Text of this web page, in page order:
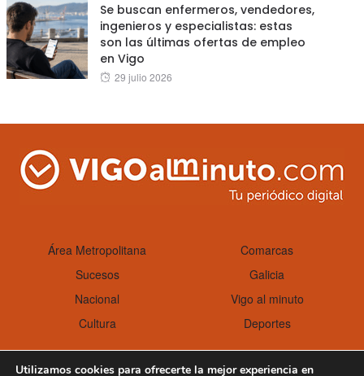
Se buscan enfermeros, vendedores,
ingenieros y especialistas: estas
son las últimas ofertas de empleo
en Vigo
Posted
29 julio 2026
Área Metropolitana
Comarcas
Sucesos
Galicia
Nacional
Vigo al minuto
Cultura
Deportes
Utilizamos cookies para ofrecerte la mejor experiencia en